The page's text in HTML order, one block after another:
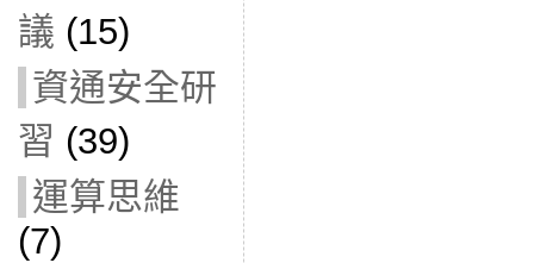
議 (15)
資通安全研
習 (39)
運算思維
(7)